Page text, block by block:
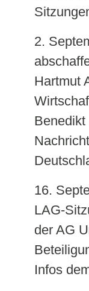
2.
Hartmut
16.
LAG-
der AG
Infos